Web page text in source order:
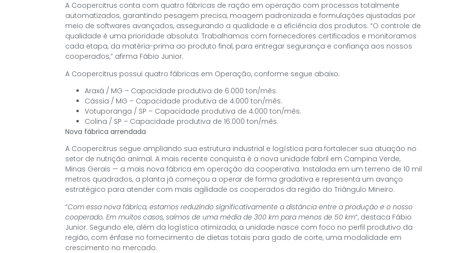
A Coopercitrus conta com quatro fábricas de ração em operação com processos totalmente
automatizados, garantindo pesagem precisa, moagem padronizada e formulações ajustadas por
meio de softwares avançados, assegurando a qualidade e a eficiência dos produtos. “O controle de
qualidade é uma prioridade absoluta. Trabalhamos com fornecedores certificados e monitoramos
cada etapa, da matéria-prima ao produto final, para entregar segurança e confiança aos nossos
cooperados,” afirma Fábio Junior.
A Coopercitrus possui quatro fábricas em Operação, conforme segue abaixo:
Araxá / MG – Capacidade produtiva de 6.000 ton/mês.
Cássia / MG – Capacidade produtiva de 4.000 ton/mês.
Votuporanga / SP – Capacidade produtiva de 4.000 ton/mês.
Colina / SP – Capacidade produtiva de 16.000 ton/mês.
Nova fábrica arrendada
A Coopercitrus segue ampliando sua estrutura industrial e logística para fortalecer sua atuação no
setor de nutrição animal. A mais recente conquista é a nova unidade fabril em Campina Verde,
Minas Gerais — a mais nova fábrica em operação da cooperativa. Instalada em um terreno de 10 mil
metros quadrados, a planta já começou a operar de forma gradativa e representa um avanço
estratégico para atender com mais agilidade os cooperados da região do Triângulo Mineiro.
“Com essa nova fábrica, estamos reduzindo significativamente a distância entre a produção e o nosso
cooperado. Em muitos casos, saímos de uma média de 300 km para menos de 50 km“, destaca Fábio
Junior. Segundo ele, além da logística otimizada, a unidade nasce com foco no perfil produtivo da
região, com ênfase no fornecimento de dietas totais para gado de corte, uma modalidade em
crescimento no mercado.